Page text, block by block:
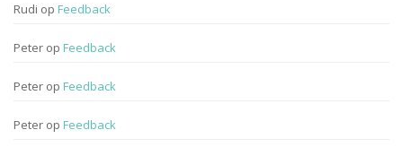
Rudi op Feedback
Peter op Feedback
Peter op Feedback
Peter op Feedback